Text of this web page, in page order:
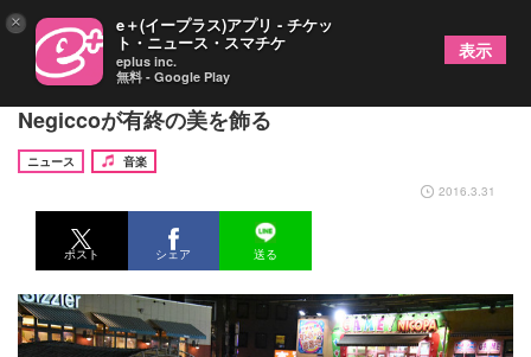
“アイドルの聖地”サンストリート亀戸が閉館、
Negiccoが有終の美を飾る
ニュース
音楽
2016.3.31
ポスト シェア 送る
× e＋(イープラス)アプリ - チケッ
ト・ニュース・スマチケ
eplus inc.
無料 - Google Play
表示